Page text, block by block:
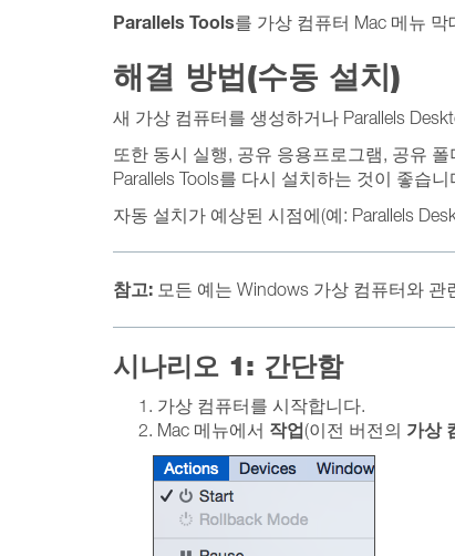
Parallels Tools를 가상 컴퓨터 Mac 메뉴 막
해결 방법(수동 설치)
새 가상 컴퓨터를 생성하거나 Parallels
또한 동시 실행, 공유 응용프로그램, 공유
Parallels Tools를 다시 설치하는 것이 좋습니
자동 설치가 예상된 시점에(예: Parallels
참고: 모든 예는 Windows 가상 컴퓨터와 관
시나리오 1: 간단함
가상 컴퓨터를 시작합니다.
Mac 메뉴에서 작업(이전 버전의 가상